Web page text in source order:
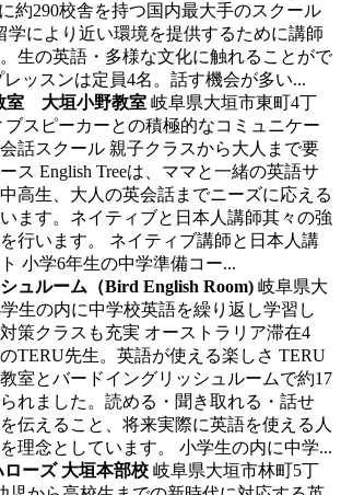
約290校舎を持つ国内最大手のスクール
学により近い環境を提供するために講師
生の英語・多様な文化に触れることがで
ッスンは定員4名。話す機会が多い...
室 大垣小野教室 岐阜県大垣市東町4丁
ブスピーカーとの積極的なコミュニケー
話スクール 親子クラスから大人まで要
ス English Treeは、ママと一緒の英語サ
高生、大人の英会話までニーズに応える
ます。ネイティブと日本人講師其々の強
行います。 ネイティブ講師と日本人講
小学6年生の中学準備コー...
ュルーム（Bird English Room) 岐阜県大
生の内に中学校英語を繰り返し学習し
策クラスも充実 オーストラリア滞在4
TERU先生。英語が使える楽しさ TERU
室とバードイングリッシュルームで約17
れました。読める・聞き取れる・話せ
伝えること、将来実際に英語を使える人
理念としています。 小学生の内に中学...
ーズ 大垣本部校 岐阜県大垣市林町5丁